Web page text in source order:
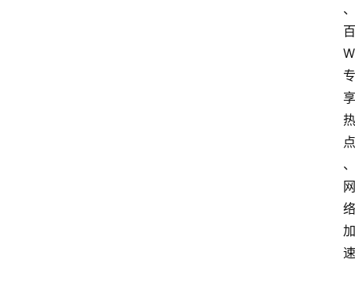
、
百
W
专
享
热
点
、
网
络
加
速